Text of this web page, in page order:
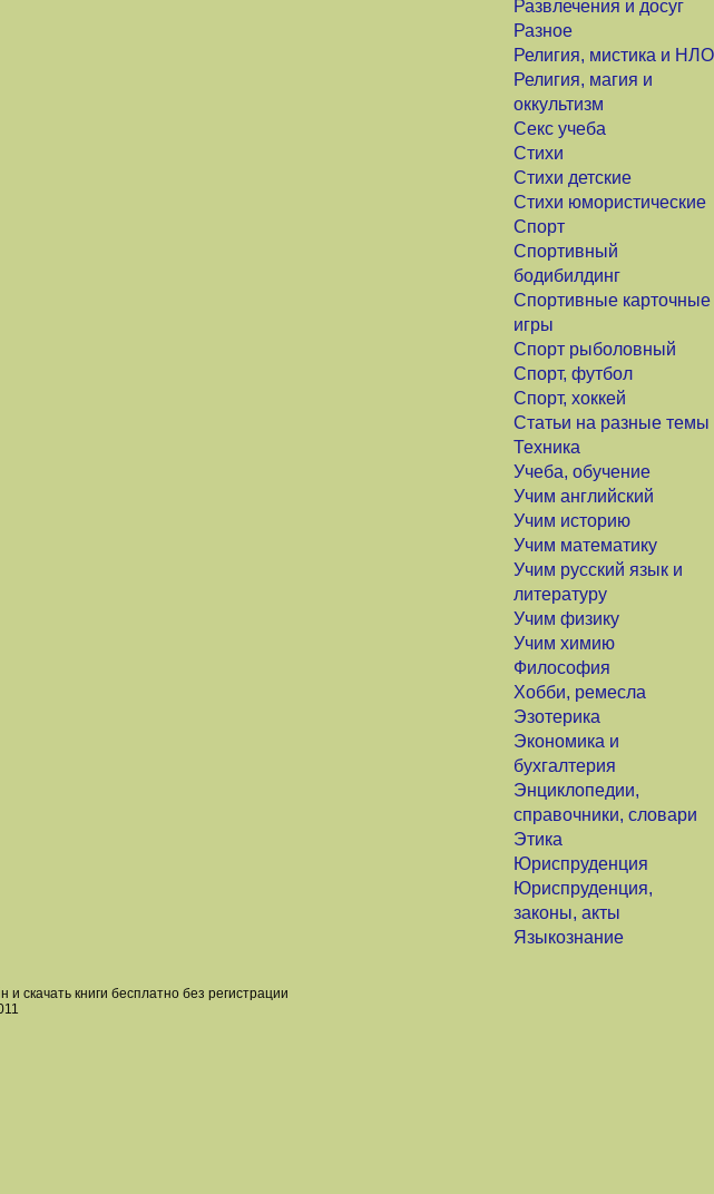
Развлечения и досуг
Разное
Религия, мистика и НЛО
Религия, магия и
оккультизм
Секс учеба
Стихи
Стихи детские
Стихи юмористические
Спорт
Спортивный
бодибилдинг
Спортивные карточные
игры
Спорт рыболовный
Спорт, футбол
Спорт, хоккей
Статьи на разные темы
Техника
Учеба, обучение
Учим английский
Учим историю
Учим математику
Учим русский язык и
литературу
Учим физику
Учим химию
Философия
Хобби, ремесла
Эзотерика
Экономика и
бухгалтерия
Энциклопедии,
справочники, словари
Этика
Юриспруденция
Юриспруденция,
законы, акты
Языкознание
скачать книги бесплатно без регистрации